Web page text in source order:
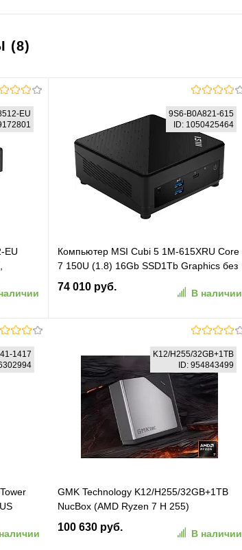
(8)
EU
EU
9S6-B0A821-615
ID: 1050425464
Компьютер MSI Cubi 5 1M-615XRU Core
7 150U (1.8) 16Gb SSD1Tb Graphics без
ОС 2.5xGbitEth+1xGbitEth WiFi BT 65W
черный (9S6-B0A821-615)
74 010 руб.
В наличии
В корзину
В избранное К сравнению
1417
M.2,
K12/H255/32GB+1TB
ID: 954843499
GMK Technology K12/H255/32GB+1TB
NucBox (AMD Ryzen 7 H 255)
32GB+1TB, Win 11 Pro
100 630 руб.
В наличии